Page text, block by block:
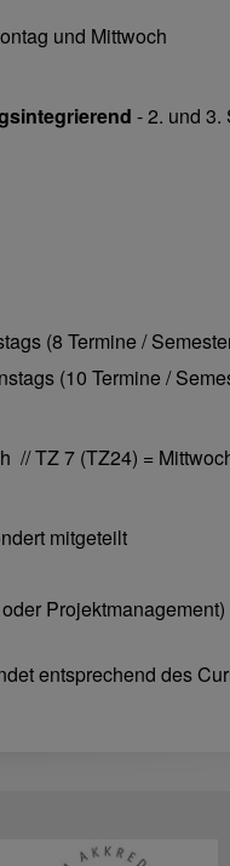
und Mittwoch
- 2. und 3.
(8 Termine /
(10 Termine /
// TZ 7 (TZ24) =
mitgeteilt
entsprechend des